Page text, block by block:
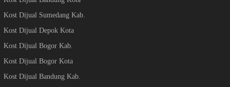
Kost Dijual Sumedang Kab.
Kost Dijual Depok Kota
Kost Dijual Bogor Kab.
Kost Dijual Bogor Kota
Kost Dijual Bandung Kab.